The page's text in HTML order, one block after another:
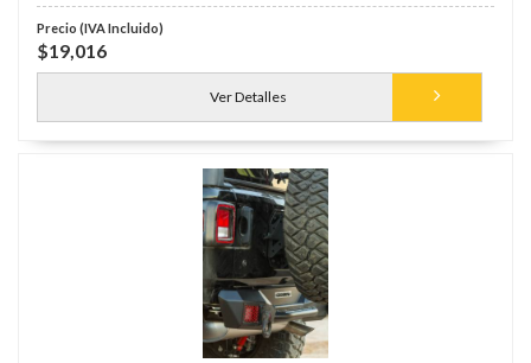
$19,016
Ver Detalles